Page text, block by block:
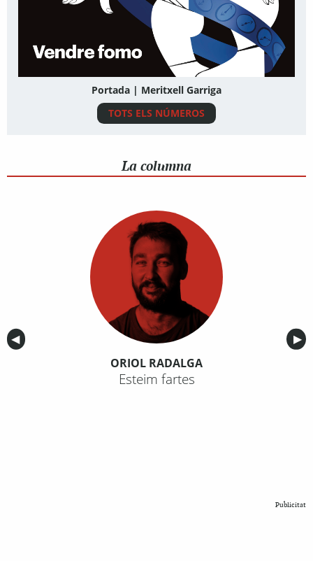
Portada | Meritxell Garriga
TOTS ELS NÚMEROS
La columna
Anterior
◀︎ ▶︎
ORIOL RADALGA
Esteim fartes
Publicitat